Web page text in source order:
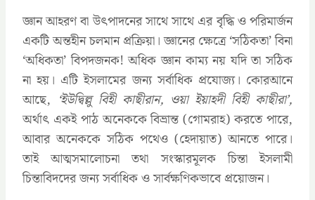
জ্ঞান আহরণ বা উৎপাদনের সাথে সাথে এর বৃদ্ধি ও পরিমার্জন
একটি অন্তহীন চলমান প্রক্রিয়া। জ্ঞানের ক্ষেত্রে ‘সঠিকতা’ বিনা
‘অধিকতা’ বিপদজনক! অধিক জ্ঞান কাম্য নয় যদি তা সঠিক
না হয়। এটি ইসলামের জন্য সর্বাধিক প্রযোজ্য। কোরআনে
আছে, ‘ইউদ্বিল্লু বিহী কাছীরান, ওয়া ইয়াহদী বিহী কাছীরা’,
অর্থাৎ একই পাঠ অনেককে বিভ্রান্ত (গোমরাহ) করতে পারে,
আবার অনেককে সঠিক পথেও (হেদায়াত) আনতে পারে।
তাই আত্মসমালোচনা তথা সংস্কারমূলক চিন্তা ইসলামী
চিন্তাবিদদের জন্য সর্বাধিক ও সার্বক্ষণিকভাবে প্রয়োজন।